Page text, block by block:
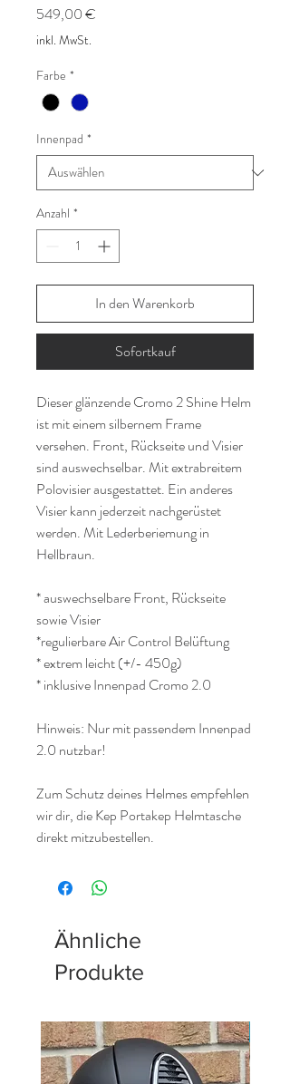
549,00 €
inkl. MwSt.
Farbe *
Innenpad *
Anzahl *
In den Warenkorb
Sofortkauf
Dieser glänzende Cromo 2 Shine Helm
ist mit einem silbernem Frame
versehen. Front, Rückseite und Visier
sind auswechselbar. Mit extrabreitem
Polovisier ausgestattet. Ein anderes
Visier kann jederzeit nachgerüstet
werden. Mit Lederberiemung in
Hellbraun.
* auswechselbare Front, Rückseite
sowie Visier
*regulierbare Air Control Belüftung
* extrem leicht (+/- 450g)
* inklusive Innenpad Cromo 2.0
Hinweis: Nur mit passendem Innenpad
2.0 nutzbar!
Zum Schutz deines Helmes empfehlen
wir dir, die Kep Portakep Helmtasche
direkt mitzubestellen.
Ähnliche
Produkte